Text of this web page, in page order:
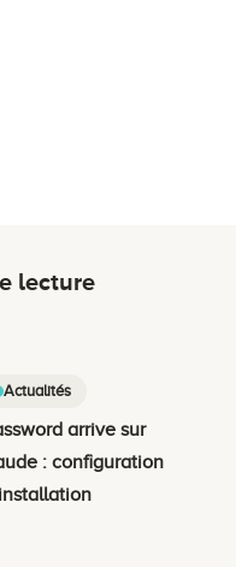
lecture
Actualités
arrive sur
: configuration